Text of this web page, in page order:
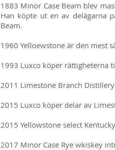
1883 Minor Case Beam blev
Han köpte ut en av delägarna
Beam.
1960 Yelloewstone är den mest
1993 Luxco köper rättigheterna
2011 Limestone Branch
2015 Luxco köper delar av
2015 Yellowstone select
2017 Minor Case Rye wkiskey